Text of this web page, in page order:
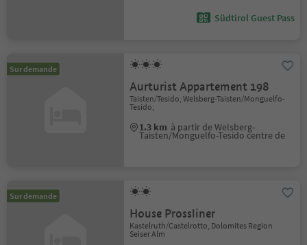
Südtirol Guest Pass
Sur demande
Aurturist Appartement 198
Taisten/Tesido, Welsberg-Taisten/Monguelfo-
Tesido,
1.3 km à partir de Welsberg-
Taisten/Monguelfo-Tesido centre de
Sur demande
House Prossliner
Kastelruth/Castelrotto, Dolomites Region
Seiser Alm